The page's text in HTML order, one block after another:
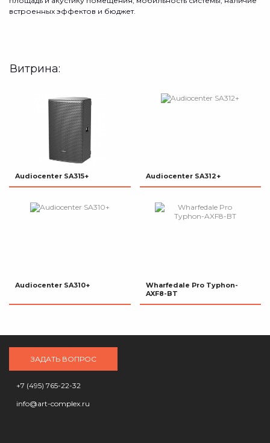
встроенных эффектов и бюджет.
Витрина:
Audiocenter SA315+ Audiocenter SA312+
Audiocenter SA310+
Wharfedale Pro Typhon-
AXF8-BT
ЗАДАТЬ ВОПРОС
+7 (495) 765-22-32
info@art-complex.ru